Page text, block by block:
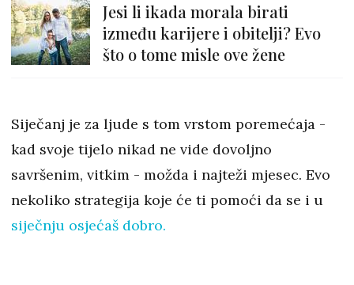
Jesi li ikada morala birati
između karijere i obitelji? Evo
što o tome misle ove žene
Siječanj je za ljude s tom vrstom poremećaja -
kad svoje tijelo nikad ne vide dovoljno
savršenim, vitkim - možda i najteži mjesec. Evo
nekoliko strategija koje će ti pomoći da se i u
siječnju osjećaš dobro.